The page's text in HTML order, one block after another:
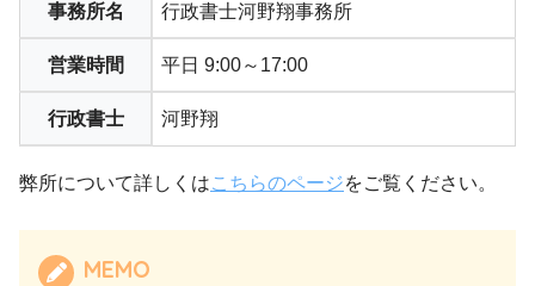
事務所名 行政書士河野翔事務所
営業時間 平日 9:00～17:00
行政書士 河野翔
弊所について詳しくはこちらのページをご覧ください。
MEMO